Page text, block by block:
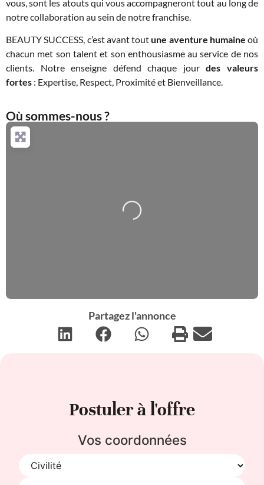
vous, sont les atouts qui vous accompagneront tout au long de
notre collaboration au sein de notre franchise.
BEAUTY SUCCESS, c’est avant toutune aventure humaine où
chacun met son talent et son enthousiasme au service de nos
clients. Notre enseigne défend chaque jourdes valeurs
fortes : Expertise, Respect, Proximité et Bienveillance.
Où sommes-nous ?
Loading...
Partagez l'annonce
Postuler à l'offre
Vos coordonnées